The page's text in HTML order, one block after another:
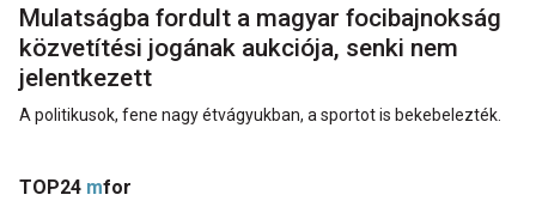
Mulatságba fordult a magyar focibajnokság
közvetítési jogának aukciója, senki nem
jelentkezett
A politikusok, fene nagy étvágyukban, a sportot is bekebelezték.
TOP24 mfor